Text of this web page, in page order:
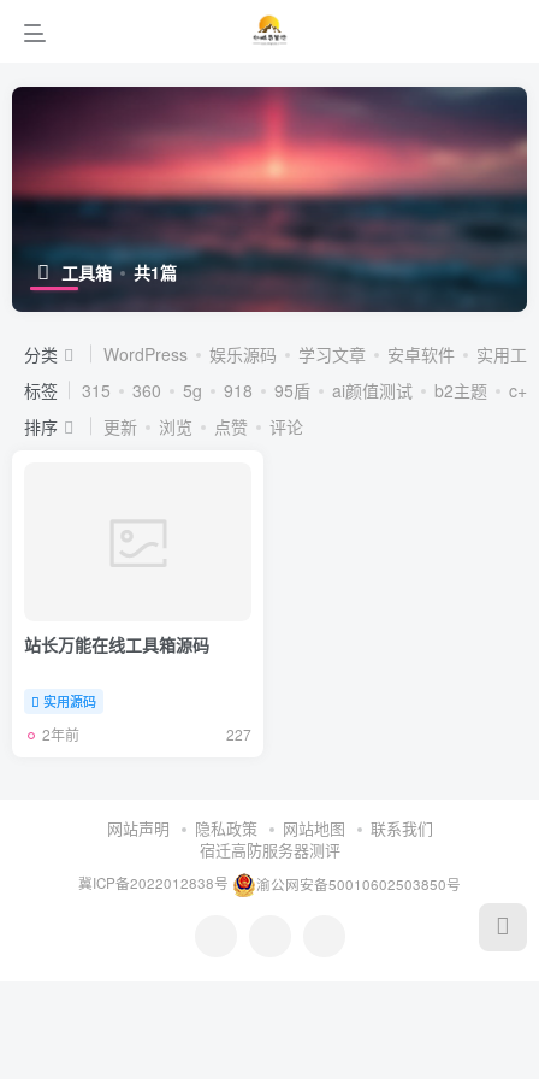
工具箱 共1篇
分类 WordPress 娱乐源码 学习文章 安卓软件
实用工
标签
315 360 5g 918 95盾 ai颜值测试 b2主题
c++
排序
更新 浏览 点赞 评论
站长万能在线工具箱源码
实用源码
2年前 227
网站声明 隐私政策 网站地图
联系我们
宿迁高防服务器测评
冀ICP备2022012838号 渝公网安备50010602503850号